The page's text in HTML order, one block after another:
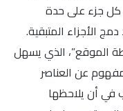
كل جزء على حدة
الأجزاء المتبقية.
الموقع”، الذي يسهل
عن العناصر
في أن يلاحظها